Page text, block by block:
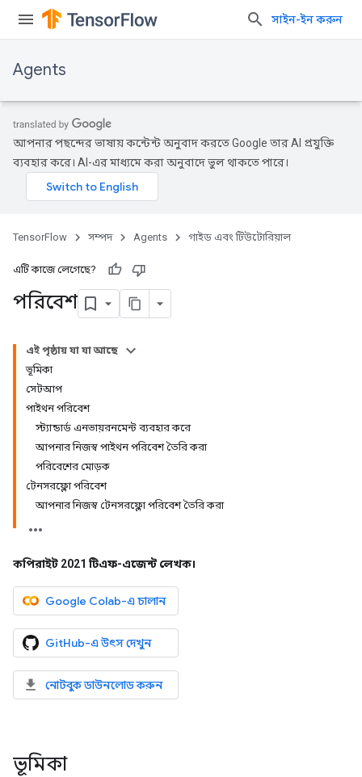
সাইন-ইন করুন
Agents
আপনার পছন্দের ভাষায় কন্টেন্ট অনুবাদ করতে Google তার AI প্রযুক্তি
ব্যবহার করে। AI-এর মাধ্যমে করা অনুবাদে ভুল থাকতে পারে।
TensorFlow সম্পদ Agents গাইড এবং টিউটোরিয়াল
এটি কাজে লেগেছে?
পরিবেশ
এই পৃষ্ঠায় যা যা আছে
ভূমিকা
সেটআপ
পাইথন পরিবেশ
স্ট্যান্ডার্ড এনভায়রনমেন্ট ব্যবহার করে
আপনার নিজস্ব পাইথন পরিবেশ তৈরি করা
পরিবেশের মোড়ক
টেনসরফ্লো পরিবেশ
আপনার নিজস্ব টেনসরফ্লো পরিবেশ তৈরি করা
কপিরাইট 2021 টিএফ-এজেন্ট লেখক।
Google Colab-এ চালান
GitHub-এ উৎস দেখুন
নোটবুক ডাউনলোড করুন
ভূমিকা